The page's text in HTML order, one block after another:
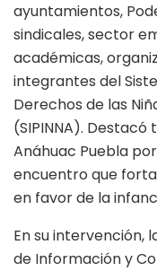
ayuntamientos,
sindicales, sector
académicas,
integrantes del
Derechos de las
(SIPINNA).
Anáhuac Puebla
encuentro que
en favor de la
En su intervención,
de Información y